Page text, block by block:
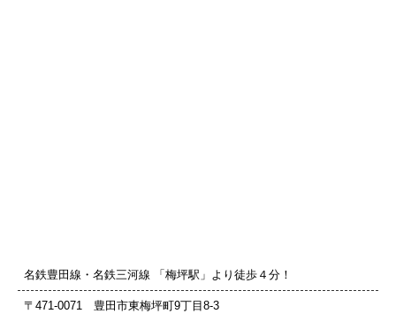
名鉄豊田線・名鉄三河線 「梅坪駅」より徒歩４分！
〒471-0071 豊田市東梅坪町9丁目8‐3